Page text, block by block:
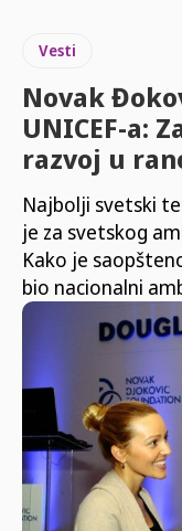
Vesti
Novak
UNICEF-a:
razvoj u
Najbolji svetski
je za svetskog
Kako je
bio nacionalni